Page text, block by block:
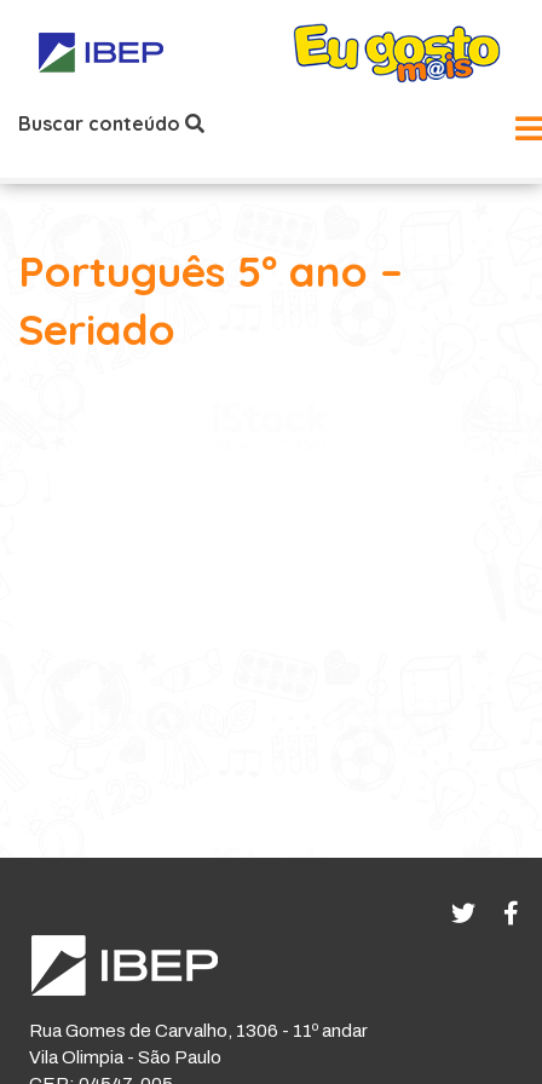
Buscar conteúdo
Português 5º ano –
Seriado
Rua Gomes de Carvalho, 1306 - 11º andar
Vila Olimpia - São Paulo